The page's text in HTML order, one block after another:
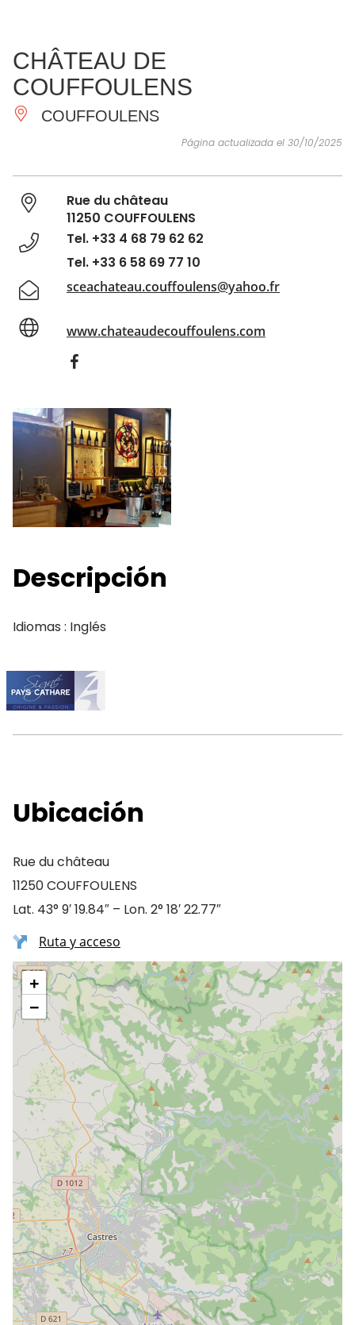
IMPRESCINDIBLES
HACER
CHÂTEAU DE
COUFFOULENS
COUFFOULENS
Página actualizada el 30/10/2025
Rue du château
11250 COUFFOULENS
Tel. +33 4 68 79 62 62
Tel. +33 6 58 69 77 10
sceachateau.couffoulens@yahoo.fr
www.chateaudecouffoulens.com
Descripción
Idiomas : Inglés
Ubicación
Rue du château
11250 COUFFOULENS
Lat. 43° 9′ 19.84″ – Lon. 2° 18′ 22.77″
Ruta y acceso
+
−